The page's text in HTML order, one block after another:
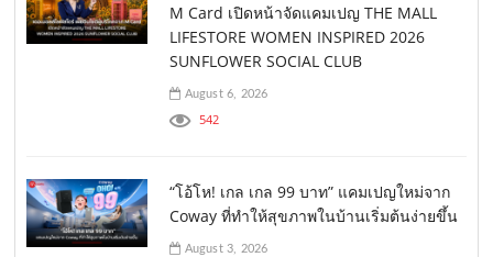
M Card เปิดหน้าจัดแคมเปญ THE MALL
LIFESTORE WOMEN INSPIRED 2026
SUNFLOWER SOCIAL CLUB
August 6, 2026
542
“โอ้โห! เกล เกล 99 บาท” แคมเปญใหม่จาก
Coway ที่ทำให้สุขภาพในบ้านเริ่มต้นง่ายขึ้น
August 3, 2026